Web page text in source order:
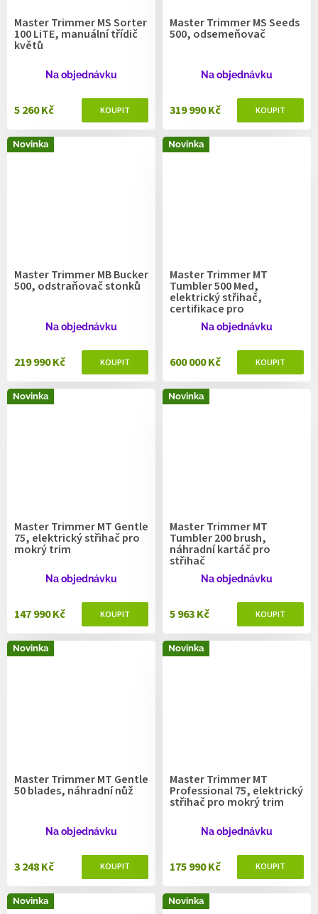
Master Trimmer MS Sorter
100 LiTE, manuální třídič
květů
Na objednávku
5 260 Kč
Master Trimmer MS Seeds
500, odsemeňovač
Na objednávku
319 990 Kč
Novinka
Master Trimmer MB Bucker
500, odstraňovač stonků
Na objednávku
219 990 Kč
Novinka
Master Trimmer MT
Tumbler 500 Med,
elektrický střihač,
certifikace pro
zdravotnictví
Na objednávku
600 000 Kč
Novinka
Master Trimmer MT Gentle
75, elektrický střihač pro
mokrý trim
Na objednávku
147 990 Kč
Novinka
Master Trimmer MT
Tumbler 200 brush,
náhradní kartáč pro
střihač
Na objednávku
5 963 Kč
Novinka
Master Trimmer MT Gentle
50 blades, náhradní nůž
Na objednávku
3 248 Kč
Novinka
Master Trimmer MT
Professional 75, elektrický
střihač pro mokrý trim
Na objednávku
175 990 Kč
Novinka Novinka